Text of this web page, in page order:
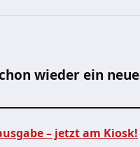
wieder ein
– jetzt am Kiosk!